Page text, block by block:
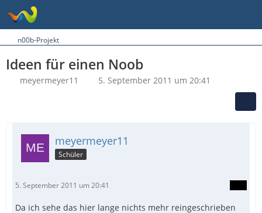
n00b-Projekt
Ideen für einen Noob
meyermeyer11 5. September 2011 um 20:41
meyermeyer11
Schüler
5. September 2011 um 20:41
Da ich sehe das hier lange nichts mehr reingeschrieben